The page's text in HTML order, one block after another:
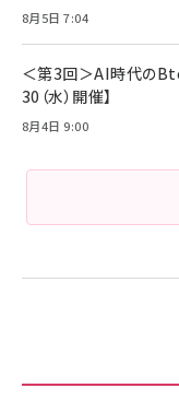
8月5日 7:04
＜第3回＞AI時代の
30（水）開催】
8月4日 9:00